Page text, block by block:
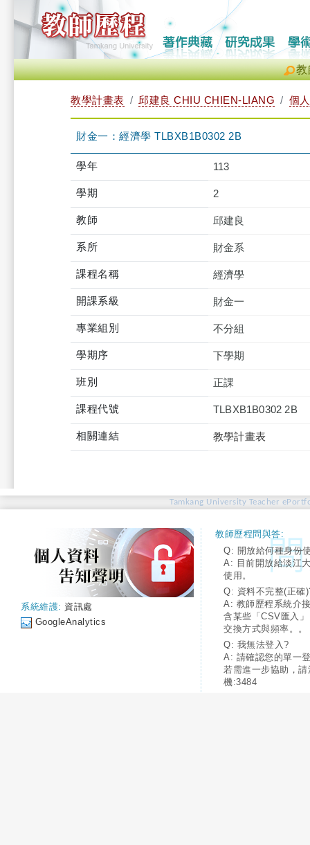
教
教學計畫表 邱建良 CHIU CHIEN-LIANG 個
財金一：經濟學 TLBXB1B0302 2B
學年 113
學期 2
教師 邱建良
系所 財金系
課程名稱 經濟學
開課系級 財金一
專業組別 不分組
學期序 下學期
班別 正課
課程代號 TLBXB1B0302 2B
相關連結 教學計畫表
Tamkang University Teacher
系統維護: 資訊處
GoogleAnalytics
教師歷程問與答:
Q: 開放給何種身份
A: 目前開放給淡江
使用。
Q: 資料不完整(正確
A: 教師歷程系統介
含某些「CSV匯入
交換方式與頻率。。
Q: 我無法登入?
A: 請確認您的單一
若需進一步協助，
機:3484